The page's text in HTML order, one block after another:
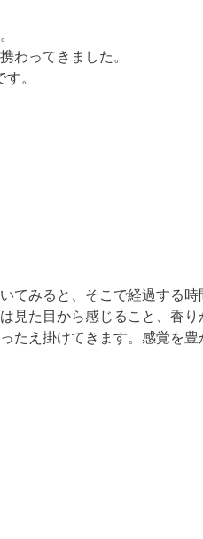
わってきました。
。
てみると、そこで経過する
見た目から感じること、香り
たえ掛けてきます。感覚を豊